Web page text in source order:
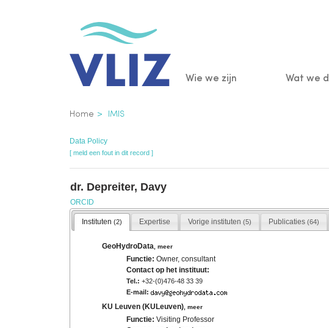
Main
Wie we zijn Wat we
Kruimelpad
Home IMIS
Data Policy
[ meld een fout in dit record ]
dr. Depreiter, Davy
ORCID
Instituten (2) Expertise Vorige instituten (5) Publicaties (64)
GeoHydroData ,meer
Functie:Owner, consultant
Contact op het instituut:
Tel.: +32-(0)476-48 33 39
E-mail:
KU Leuven (KULeuven) ,meer
Functie:Visiting Professor